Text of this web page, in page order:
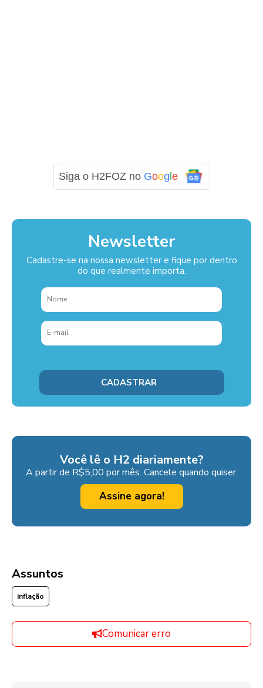
Siga o H2FOZ no Goog e
Newsletter
Cadastre-se na nossa newsletter e fique por dentro
do que realmente importa.
Você lê o H2 diariamente?
A partir de R$5,00 por mês. Cancele quando quiser.
Assine agora!
Assuntos
inflação
Comunicar erro